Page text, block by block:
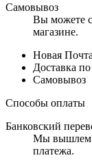
Самовывоз
Вы можете
магазине.
Новая Почта
Доставка
Самовывоз
Способы оплаты
Банковский
Мы вышлем
платежа.